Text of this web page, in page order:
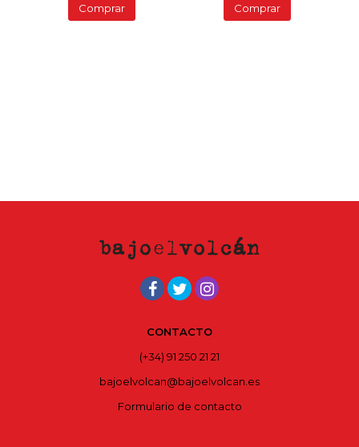
Comprar Comprar
CONTACTO
(+34) 91 250 21 21
bajoelvolcan@bajoelvolcan.es
Formulario de contacto